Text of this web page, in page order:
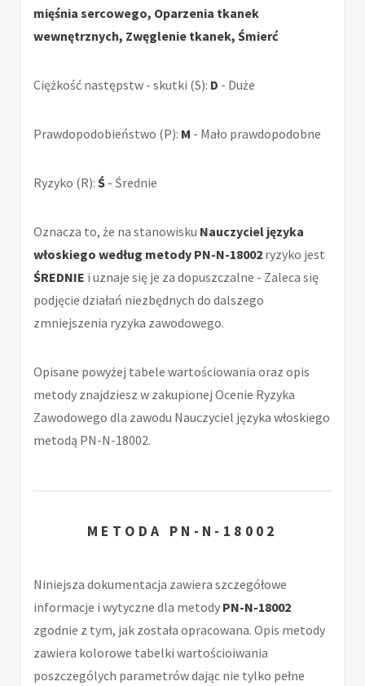
mięśnia sercowego, Oparzenia tkanek
wewnętrznych, Zwęglenie tkanek, Śmierć
Ciężkość następstw - skutki (S): D - Duże
Prawdopodobieństwo (P): M - Mało prawdopodobne
Ryzyko (R): Ś - Średnie
Oznacza to, że na stanowisku Nauczyciel języka
włoskiego według metody PN-N-18002 ryzyko jest
ŚREDNIE i uznaje się je za dopuszczalne - Zaleca się
podjęcie działań niezbędnych do dalszego
zmniejszenia ryzyka zawodowego.
Opisane powyżej tabele wartościowania oraz opis
metody znajdziesz w zakupionej Ocenie Ryzyka
Zawodowego dla zawodu Nauczyciel języka włoskiego
metodą PN-N-18002.
METODA PN-N-18002
Niniejsza dokumentacja zawiera szczegółowe
informacje i wytyczne dla metody PN-N-18002
zgodnie z tym, jak została opracowana. Opis metody
zawiera kolorowe tabelki wartościoiwania
poszczególych parametrów dając nie tylko pełne